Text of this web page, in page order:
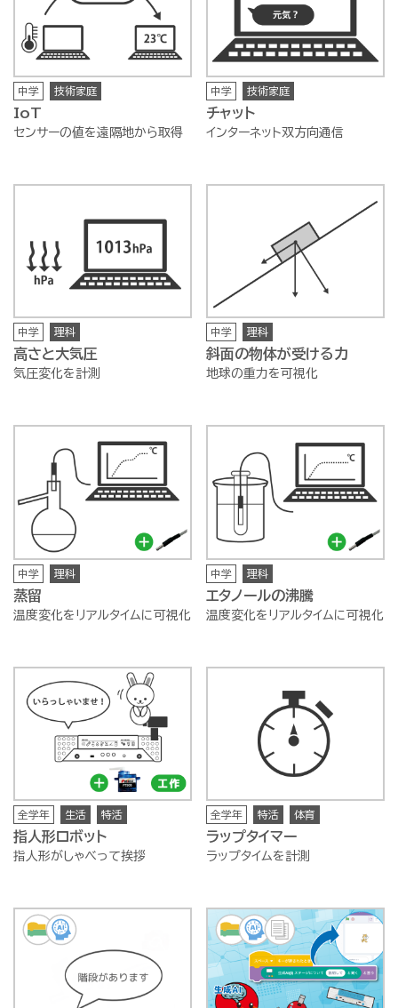
中学 技術家庭
IoT
センサーの値を遠隔地から取得
中学 技術家庭
チャット
インターネット双方向通信
中学 理科
高さと大気圧
気圧変化を計測
中学 理科
斜面の物体が受ける力
地球の重力を可視化
中学 理科
蒸留
温度変化をリアルタイムに可視化
中学 理科
エタノールの沸騰
温度変化をリアルタイムに可視化
全学年 生活 特活
指人形ロボット
指人形がしゃべって挨拶
全学年 特活 体育
ラップタイマー
ラップタイムを計測